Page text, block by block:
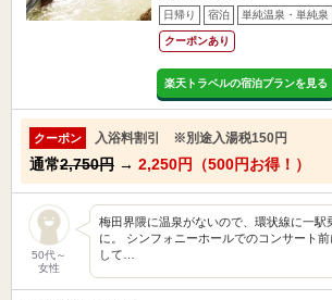
日帰り 宿泊 単純温泉・単純泉
クーポンあり
楽天トラベルの宿泊プランを見る
クーポン 入浴料割引 ※別途入湯税150円
通常2,750円 → 2,250円（500円お得！）
50代～
女性
梅田界隈に温泉がないので、環状線に一駅
に。 シンフォニーホールでのコンサート
して…